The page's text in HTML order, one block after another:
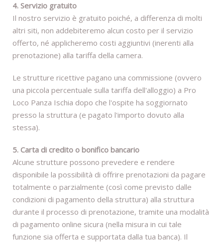
4. Servizio gratuito
Il nostro servizio è gratuito poiché, a differenza di molti
altri siti, non addebiteremo alcun costo per il servizio
offerto, né applicheremo costi aggiuntivi (inerenti alla
prenotazione) alla tariffa della camera.
Le strutture ricettive pagano una commissione (ovvero
una piccola percentuale sulla tariffa dell'alloggio) a Pro
Loco Panza Ischia dopo che l'ospite ha soggiornato
presso la struttura (e pagato l'importo dovuto alla
stessa).
5. Carta di credito o bonifico bancario
Alcune strutture possono prevedere e rendere
disponibile la possibilità di offrire prenotazioni da pagare
totalmente o parzialmente (così come previsto dalle
condizioni di pagamento della struttura) alla struttura
durante il processo di prenotazione, tramite una modalità
di pagamento online sicura (nella misura in cui tale
funzione sia offerta e supportata dalla tua banca). Il